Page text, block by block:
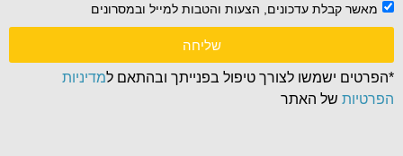
מאשר קבלת עדכונים, הצעות והטבות למייל ובמסרונים
שליחה
*הפרטים ישמשו לצורך טיפול בפנייתך ובהתאם למדיניות
הפרטיות של האתר